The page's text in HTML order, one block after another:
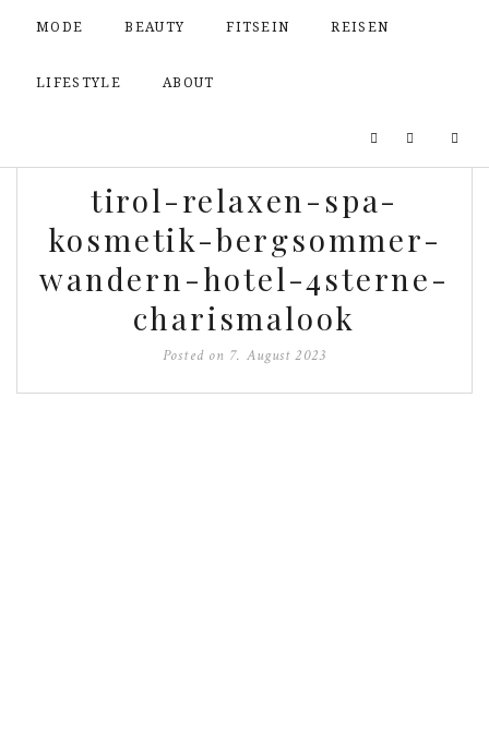
MODE BEAUTY FITSEIN REISEN
LIFESTYLE ABOUT
tirol-relaxen-spa-
kosmetik-bergsommer-
wandern-hotel-4sterne-
charismalook
Posted on 7. August 2023